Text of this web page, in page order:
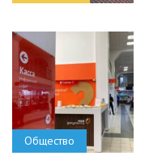
Общество